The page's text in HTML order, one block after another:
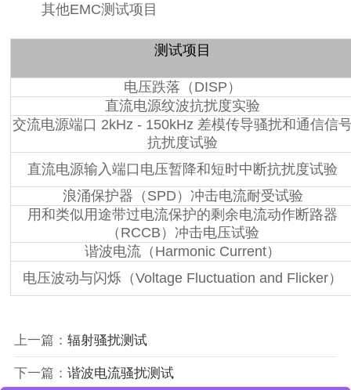
其他EMC测试项目
测试项目
电压跌落（DISP）
直流电源纹波抗扰度实验
交流电源端口 2kHz - 150kHz 差模传导骚扰和通信信
抗扰度试验
直流电源输入端口电压暂降和短时中断抗扰度试验
浪涌保护器（SPD）冲击电流耐受试验
用和类似用途带过电流保护的剩余电流动作断路器
（RCCB）冲击电压试验
谐波电流（Harmonic Current）
电压波动与闪烁（Voltage Fluctuation and Flicker）
上一篇： 辐射骚扰测试
下一篇： 谐波电流骚扰测试